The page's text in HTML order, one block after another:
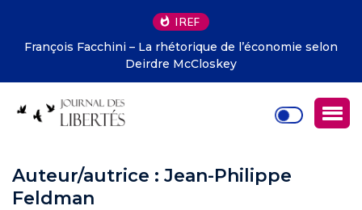
IREF
François Facchini – La rhétorique de l’économie selon
Deirdre McCloskey
Auteur/autrice : Jean-Philippe
Feldman